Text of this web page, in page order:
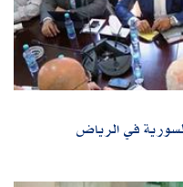
في الرياض